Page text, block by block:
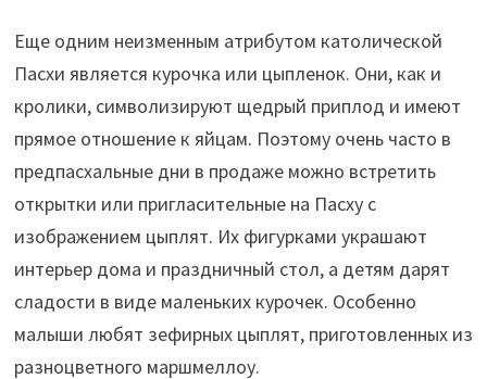
Еще одним неизменным атрибутом католической
Пасхи является курочка или цыпленок. Они, как и
кролики, символизируют щедрый приплод и имеют
прямое отношение к яйцам. Поэтому очень часто в
предпасхальные дни в продаже можно встретить
открытки или пригласительные на Пасху с
изображением цыплят. Их фигурками украшают
интерьер дома и праздничный стол, а детям дарят
сладости в виде маленьких курочек. Особенно
малыши любят зефирных цыплят, приготовленных из
разноцветного маршмеллоу.